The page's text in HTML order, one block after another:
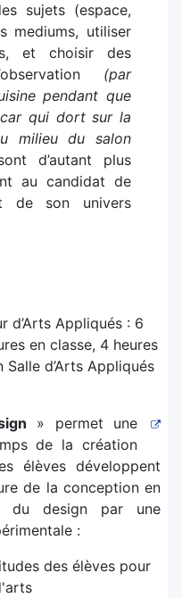
sujets (espace,
mediums, utiliser
et choisir des
(par
pendant que
qui dort sur la
milieu du salon
d’autant plus
au candidat de
de son univers
d’Arts Appliqués : 6
en classe, 4 heures
d’Arts Appliqués
» permet une
de la création
élèves développent
de la conception en
du design par une
:
des élèves pour